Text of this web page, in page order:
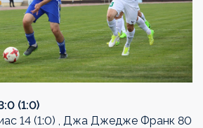
(1:0)
14 (1:0) , Джа Джедже Франк 80